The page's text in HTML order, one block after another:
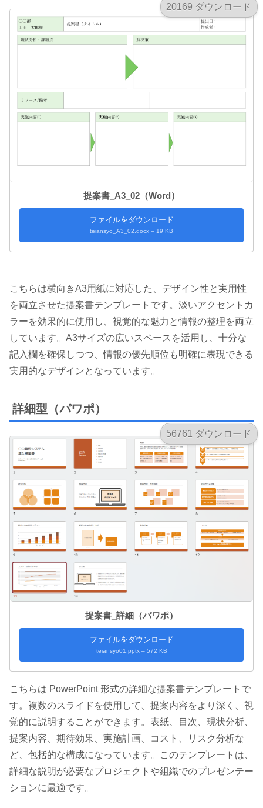
20169 ダウンロード
提案書_A3_02（Word）
ファイルをダウンロード
teiansyo_A3_02.docx – 19 KB
こちらは横向きA3用紙に対応した、デザイン性と実用性
を両立させた提案書テンプレートです。淡いアクセントカ
ラーを効果的に使用し、視覚的な魅力と情報の整理を両立
しています。A3サイズの広いスペースを活用し、十分な
記入欄を確保しつつ、情報の優先順位も明確に表現できる
実用的なデザインとなっています。
詳細型（パワポ）
56761 ダウンロード
提案書_詳細（パワポ）
ファイルをダウンロード
teiansyo01.pptx – 572 KB
こちらは PowerPoint 形式の詳細な提案書テンプレートで
す。複数のスライドを使用して、提案内容をより深く、視
覚的に説明することができます。表紙、目次、現状分析、
提案内容、期待効果、実施計画、コスト、リスク分析な
ど、包括的な構成になっています。このテンプレートは、
詳細な説明が必要なプロジェクトや組織でのプレゼンテー
ションに最適です。